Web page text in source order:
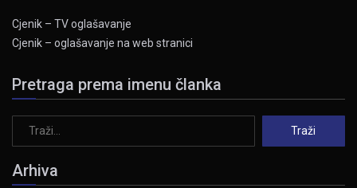
Cjenik – TV oglašavanje
Cjenik – oglašavanje na web stranici
Pretraga prema imenu članka
Arhiva